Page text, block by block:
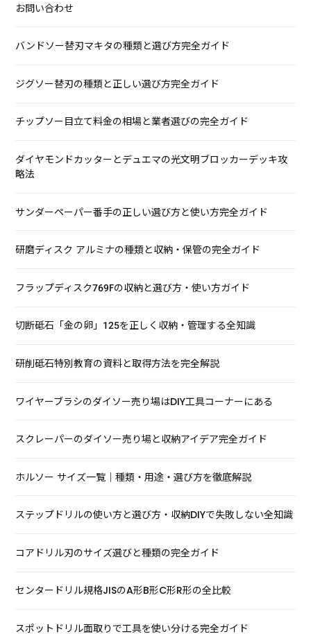
お問い合わせ
バンドソー替刃マキタの種類と選び方完全ガイド
ジグソー替刃の種類と正しい選び方完全ガイド
チップソー目立て料金の相場と業者選びの完全ガイド
ダイヤモンドカッターとデュエマの光文明ブロッカーデッキ攻
略法
サンダーペーパー番手の正しい選び方と使い方完全ガイド
研磨ディスク アルミナの種類と収納・保管の完全ガイド
フラップディスク769Fの収納と選び方・使い方ガイド
切断砥石「金の卵」125を正しく収納・管理する全知識
研削砥石特別教育の資料と取得方法を完全解説
ワイヤーブラシのダイソー売り場はDIY工具コーナーにある
スクレーパーのダイソー売り場と収納アイデア完全ガイド
ホルソー サイズ一覧｜種類・用途・選び方を徹底解説
ステップドリルの使い方と選び方・収納DIYで失敗しない全知識
コアドリル刃のサイズ選びと種類の完全ガイド
センタードリル規格JISのA形B形C形R形の全比較
スポットドリル面取りで工具を使い分ける完全ガイド